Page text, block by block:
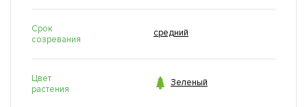
Срок
созревания
средний
Цвет
растения
 Зеленый